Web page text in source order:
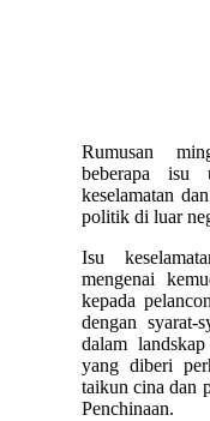
Rumusan
beberapa isu
keselamatan
politik di luar
Isu
mengenai
kepada
dengan syarat-
dalam
yang diberi
taikun cina dan
Penchinaan.